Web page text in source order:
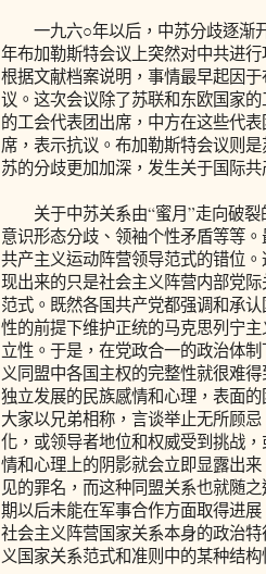
一九六○年以后，中苏分歧逐渐
年布加勒斯特会议上突然对中共进
根据文献档案说明，事情最早起因
议。这次会议除了苏联和东欧国家
的工会代表团出席，中方在这些代
席，表示抗议。布加勒斯特会议则
苏的分歧更加加深，发生关于国际
关于中苏关系由“蜜月”走向破裂
意识形态分歧、领袖个性矛盾等等
共产主义运动阵营领导范式的错位
现出来的只是社会主义阵营内部党
范式。既然各国共产党都强调和承
性的前提下维护正统的马克思列宁
立性。于是，在党政合一的政治体
义同盟中各国主权的完整性就很难
独立发展的民族感情和心理，表面
大家以兄弟相称，言谈举止无所顾
化，或领导者地位和权威受到挑战
情和心理上的阴影就会立即显露出
见的罪名，而这种同盟关系也就随
期以后未能在军事合作方面取得进
社会主义阵营国家关系本身的政治
义国家关系范式和准则中的某种结